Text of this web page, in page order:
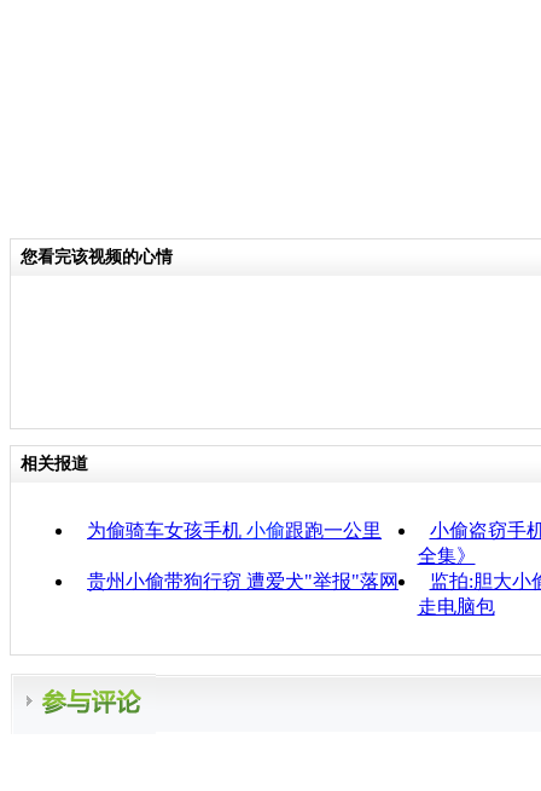
您看完该视频的心情
相关报道
为偷骑车女孩手机 小偷跟跑一公里
小偷盗窃手
全集》
贵州小偷带狗行窃 遭爱犬"举报"落网
监拍:胆大小
走电脑包